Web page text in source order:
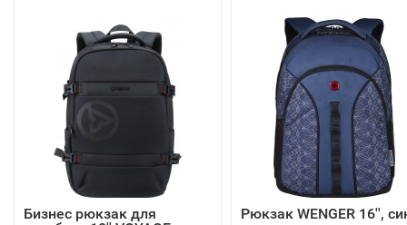
Бизнес рюкзак для
Рюкзак WENGER 16'',